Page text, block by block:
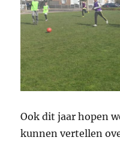
Ook dit jaar hopen
kunnen vertellen